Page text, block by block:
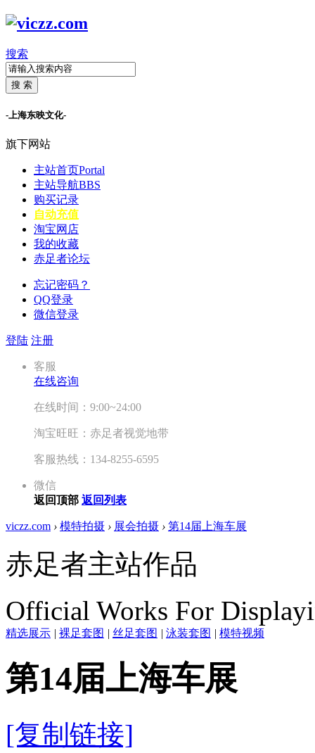
搜索
搜 索
-上海东映文化-
旗下网站
主站首页Portal
主站导航BBS
购买记录
自动充值
淘宝网店
我的收藏
赤足者论坛
忘记密码？
QQ登录
微信登录
登陆 注册
客服
在线咨询
在线时间：9:00~24:00
淘宝旺旺：赤足者视觉地带
客服热线：134-8255-6595
微信
返回顶部 返回列表
viczz.com › 模特拍摄 › 展会拍摄 › 第14届上海车展
赤足者主站作品
Official Works For
精选展示 | 裸足套图 | 丝足套图 | 泳装套图 | 模特视频
第14届上海车展
[复制链接]